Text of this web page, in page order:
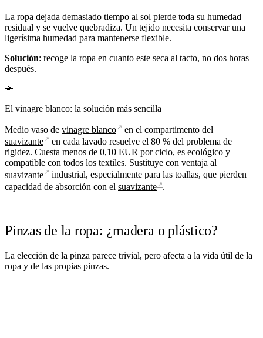
La ropa dejada demasiado tiempo al sol pierde toda su humedad
residual y se vuelve quebradiza. Un tejido necesita conservar una
ligerísima humedad para mantenerse flexible.
Solución: recoge la ropa en cuanto este seca al tacto, no dos horas
después.
🧺
El vinagre blanco: la solución más sencilla
Medio vaso de vinagre blanco ↗ en el compartimento del
suavizante ↗ en cada lavado resuelve el 80 % del problema de
rigidez. Cuesta menos de 0,10 EUR por ciclo, es ecológico y
compatible con todos los textiles. Sustituye con ventaja al
suavizante ↗ industrial, especialmente para las toallas, que pierden
capacidad de absorción con el suavizante ↗.
Pinzas de la ropa: ¿madera o plástico?
La elección de la pinza parece trivial, pero afecta a la vida útil de la
ropa y de las propias pinzas.